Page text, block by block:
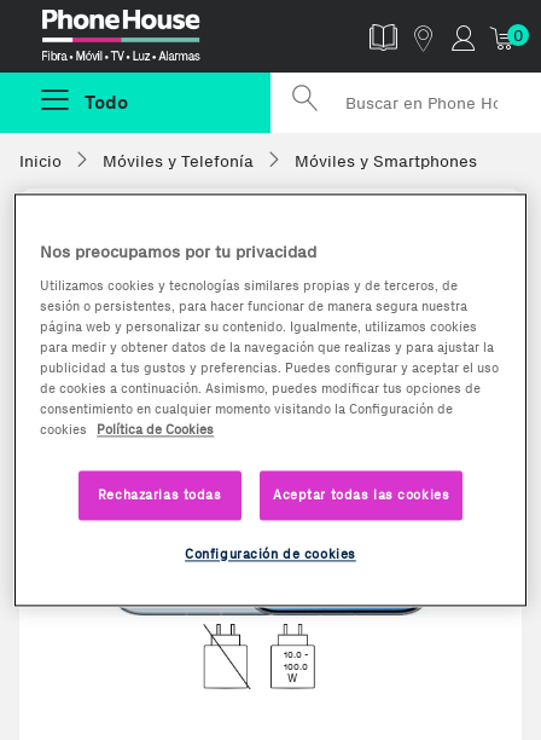
0
Todo
Inicio Móviles y Telefonía Móviles y Smartphones
10.0 -
100.0
W
Nos preocupamos por tu privacidad
Utilizamos cookies y tecnologías similares propias y de terceros, de
sesión o persistentes, para hacer funcionar de manera segura nuestra
página web y personalizar su contenido. Igualmente, utilizamos cookies
para medir y obtener datos de la navegación que realizas y para ajustar la
publicidad a tus gustos y preferencias. Puedes configurar y aceptar el uso
de cookies a continuación. Asimismo, puedes modificar tus opciones de
consentimiento en cualquier momento visitando la Configuración de
cookies
Política de Cookies
Rechazarlas todas Aceptar todas las cookies
Configuración de cookies